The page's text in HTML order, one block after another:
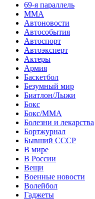
69-я параллель
MMA
Автоновости
Автособытия
Автоспорт
Автоэксперт
Актеры
Армия
Баскетбол
Безумный мир
Биатлон/Лыжи
Бокс
Бокс/MMA
Болезни и лекарства
Бортжурнал
Бывший СССР
В мире
В России
Вещи
Военные новости
Волейбол
Гаджеты